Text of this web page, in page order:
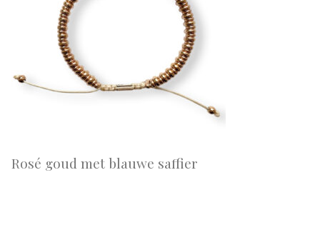
Rosé goud met blauwe saffier